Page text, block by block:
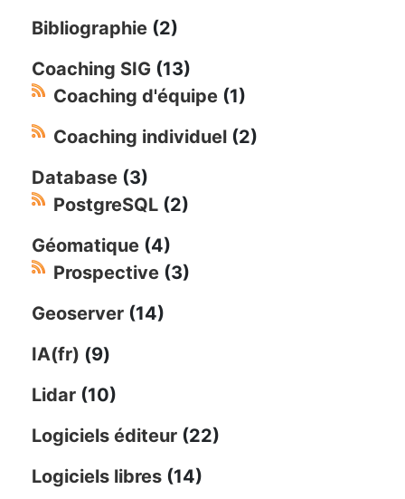
Bibliographie (2)
Coaching SIG (13)
Coaching d'équipe (1)
Coaching individuel (2)
Database (3)
PostgreSQL (2)
Géomatique (4)
Prospective (3)
Geoserver (14)
IA(fr) (9)
Lidar (10)
Logiciels éditeur (22)
Logiciels libres (14)